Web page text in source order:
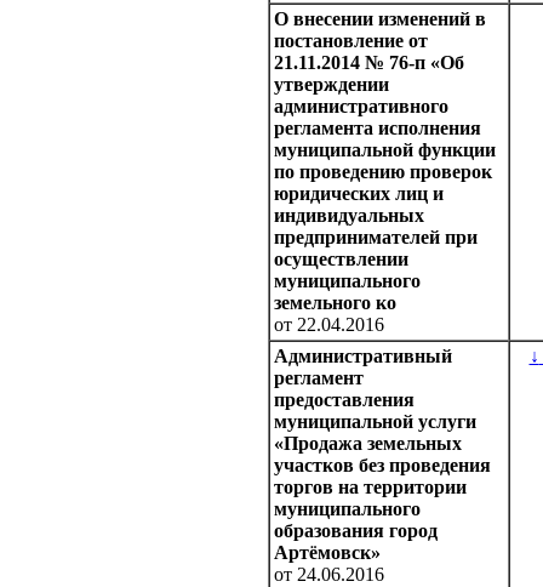
О внесении изменений в
постановление от
21.11.2014 № 76-п «Об
утверждении
административного
регламента исполнения
муниципальной функции
по проведению проверок
юридических лиц и
индивидуальных
предпринимателей при
осуществлении
муниципального
земельного ко
от 22.04.2016
Административный
регламент
предоставления
муниципальной услуги
«Продажа земельных
участков без проведения
торгов на территории
муниципального
образования город
Артёмовск»
от 24.06.2016
↓